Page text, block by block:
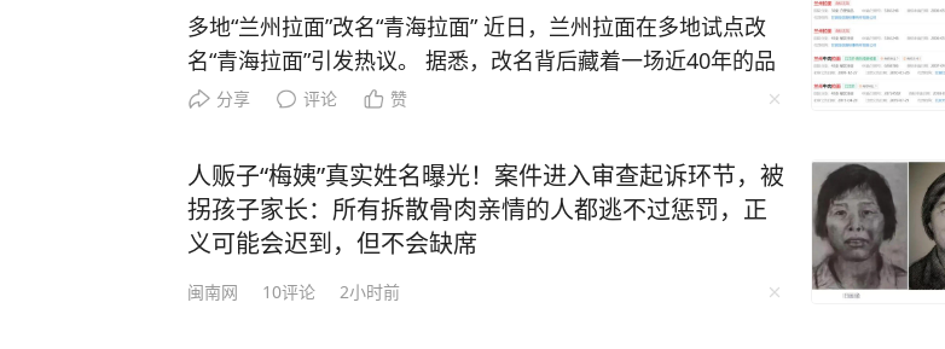
多地“兰州拉面”改名“青海拉面” 近日，兰州拉面在多地试点改
名“青海拉面”引发热议。 据悉，改名背后藏着一场近40年的品
牌错位。兰州本地并无 “兰州拉面” 叫法，正宗本土面食称作兰
用兰州牛肉面名气打出“兰州拉面” 招牌开店，在全国开出超3万
家门店，年创收超240亿元。但各地门店工艺和口味参差不
齐，持续消耗兰州牛肉面的品牌口碑，两地品牌矛盾逐步凸
显。 今年6月，天津72家拉面馆集体摘下沿用四十年的“兰州拉
面”招牌，换上了“青海拉面”的门头。公开资料显示，目前“兰州
分享 评论 赞
人贩子“梅姨”真实姓名曝光！案件进入审查起诉环节，被
拐孩子家长：所有拆散骨肉亲情的人都逃不过惩罚，正
义可能会迟到，但不会缺席
闽南网 10评论 2小时前